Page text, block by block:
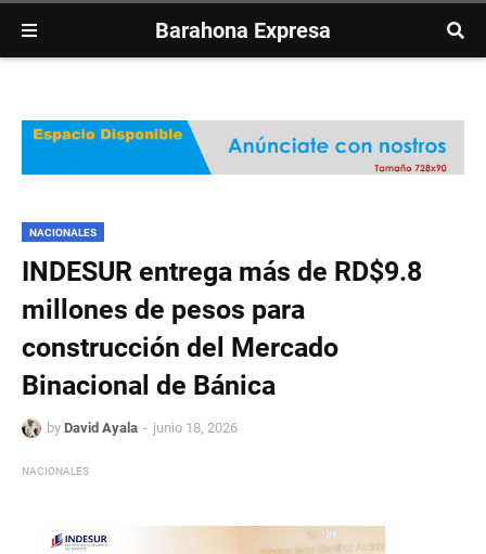
Barahona Expresa
NACIONALES
INDESUR entrega más de RD$9.8
millones de pesos para
construcción del Mercado
Binacional de Bánica
by David Ayala junio 18, 2026
NACIONALES